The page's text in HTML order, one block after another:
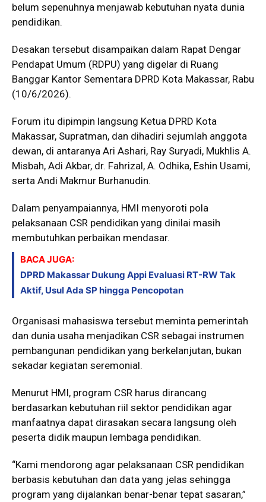
belum sepenuhnya menjawab kebutuhan nyata dunia
pendidikan.
Desakan tersebut disampaikan dalam Rapat Dengar
Pendapat Umum (RDPU) yang digelar di Ruang
Banggar Kantor Sementara DPRD Kota Makassar, Rabu
(10/6/2026).
Forum itu dipimpin langsung Ketua DPRD Kota
Makassar, Supratman, dan dihadiri sejumlah anggota
dewan, di antaranya Ari Ashari, Ray Suryadi, Mukhlis A.
Misbah, Adi Akbar, dr. Fahrizal, A. Odhika, Eshin Usami,
serta Andi Makmur Burhanudin.
Dalam penyampaiannya, HMI menyoroti pola
pelaksanaan CSR pendidikan yang dinilai masih
membutuhkan perbaikan mendasar.
BACA JUGA:
DPRD Makassar Dukung Appi Evaluasi RT-RW Tak
Aktif, Usul Ada SP hingga Pencopotan
Organisasi mahasiswa tersebut meminta pemerintah
dan dunia usaha menjadikan CSR sebagai instrumen
pembangunan pendidikan yang berkelanjutan, bukan
sekadar kegiatan seremonial.
Menurut HMI, program CSR harus dirancang
berdasarkan kebutuhan riil sektor pendidikan agar
manfaatnya dapat dirasakan secara langsung oleh
peserta didik maupun lembaga pendidikan.
“Kami mendorong agar pelaksanaan CSR pendidikan
berbasis kebutuhan dan data yang jelas sehingga
program yang dijalankan benar-benar tepat sasaran,”